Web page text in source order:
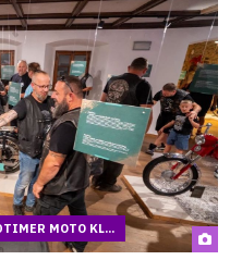
MOTO KL...